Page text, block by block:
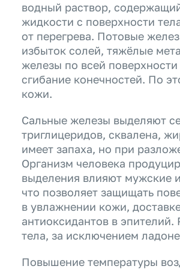
водный раствор,
жидкости с поверхности
от перегрева. Потовые
избыток солей, тяжёлые
железы по всей
сгибание конечностей. По
кожи.
Сальные железы выделяют
триглицеридов, сквалена,
имеет запаха, но при
Организм человека
выделения влияют мужские
что позволяет защищать
в увлажнении кожи,
антиоксидантов в
тела, за исключением
Повышение температуры